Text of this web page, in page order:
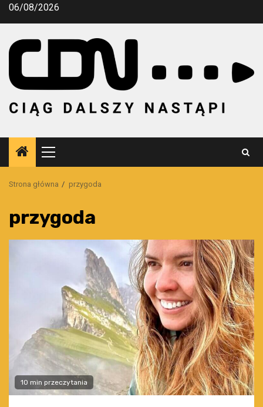
Przejdź
06/08/2026
Menu
główne
Strona główna przygoda
przygoda
10 min przeczytania